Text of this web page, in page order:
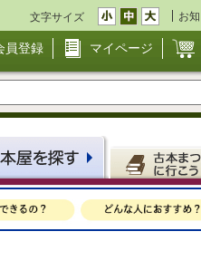
文字サイズ お
員登録 マイページ